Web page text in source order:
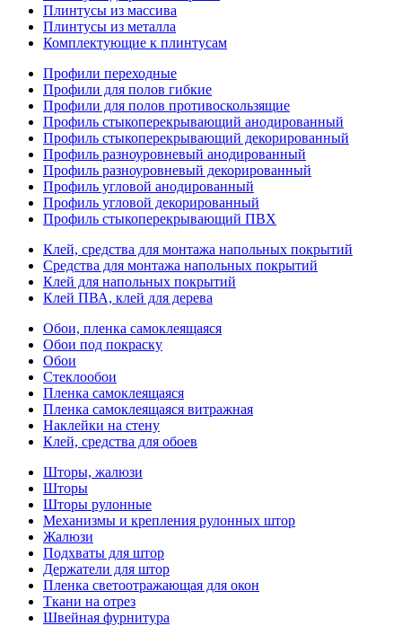
Плинтусы из массива
Плинтусы из металла
Комплектующие к плинтусам
Профили переходные
Профили для полов гибкие
Профили для полов противоскользящие
Профиль стыкоперекрывающий анодированный
Профиль стыкоперекрывающий декорированный
Профиль разноуровневый анодированный
Профиль разноуровневый декорированный
Профиль угловой анодированный
Профиль угловой декорированный
Профиль стыкоперекрывающий ПВХ
Клей, средства для монтажа напольных покрытий
Средства для монтажа напольных покрытий
Клей для напольных покрытий
Клей ПВА, клей для дерева
Обои, пленка самоклеящаяся
Обои под покраску
Обои
Стеклообои
Пленка самоклеящаяся
Пленка самоклеящаяся витражная
Наклейки на стену
Клей, средства для обоев
Шторы, жалюзи
Шторы
Шторы рулонные
Механизмы и крепления рулонных штор
Жалюзи
Подхваты для штор
Держатели для штор
Пленка светоотражающая для окон
Ткани на отрез
Швейная фурнитура